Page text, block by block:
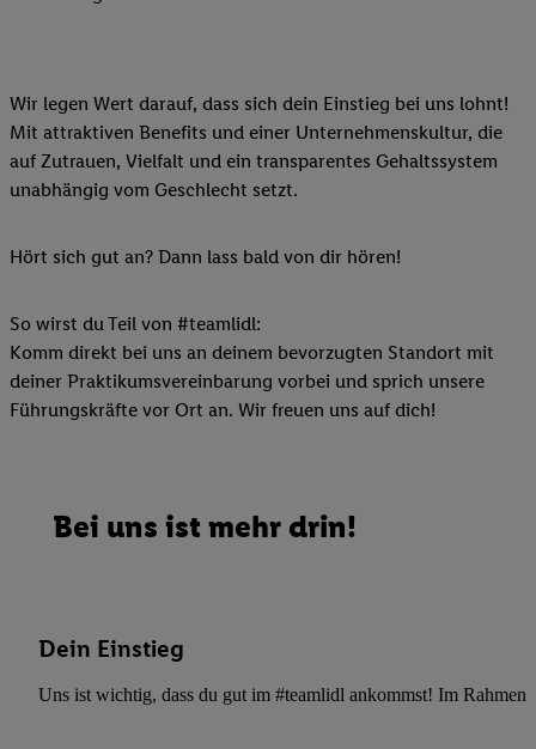
Wir legen Wert darauf, dass sich dein Einstieg bei uns lohnt!
Mit attraktiven Benefits und einer Unternehmenskultur, die
auf Zutrauen, Vielfalt und ein transparentes Gehaltssystem
unabhängig vom Geschlecht setzt.
Hört sich gut an? Dann lass bald von dir hören!
So wirst du Teil von #teamlidl:
Komm direkt bei uns an deinem bevorzugten Standort mit
deiner Praktikumsvereinbarung vorbei und sprich unsere
Führungskräfte vor Ort an. Wir freuen uns auf dich!
Bei uns ist mehr drin!
Dein Einstieg
Uns ist wichtig, dass du gut im #teamlidl ankommst! Im Rahmen